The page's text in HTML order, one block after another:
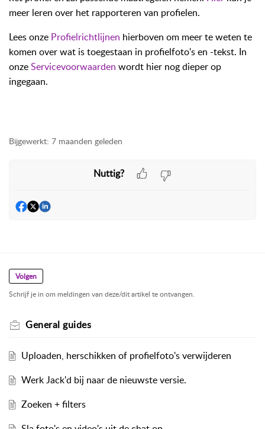
meer leren over het rapporteren van profielen.
Lees onze Profielrichtlijnen hierboven om meer te weten te
komen over wat is toegestaan in profielfoto's en -tekst. In
onzeServicevoorwaarden wordt hier nog dieper op
ingegaan.
Bijgewerkt: 7 maanden geleden
Nuttig?
Volgen
Schrijf je in om meldingen van deze/dit artikel te ontvangen.
General guides
Uploaden, herschikken of profielfoto's verwijderen
Werk Jack'd bij naar de nieuwste versie.
Zoeken + filters